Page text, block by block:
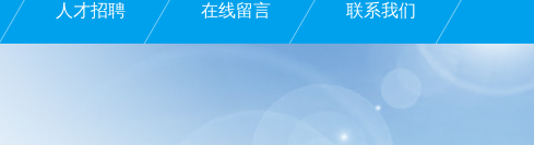
人才招聘 在线留言 联系我们